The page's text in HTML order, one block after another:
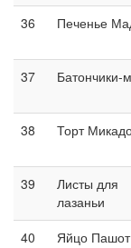
36 Печенье
37 Батончики-
38 Торт
39
Листы для
лазаньи
40 Яйцо Пашот